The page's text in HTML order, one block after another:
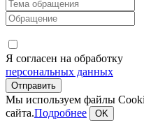
Я согласен на обработку
персональных данных
Мы используем файлы
сайта.Подробнее OK